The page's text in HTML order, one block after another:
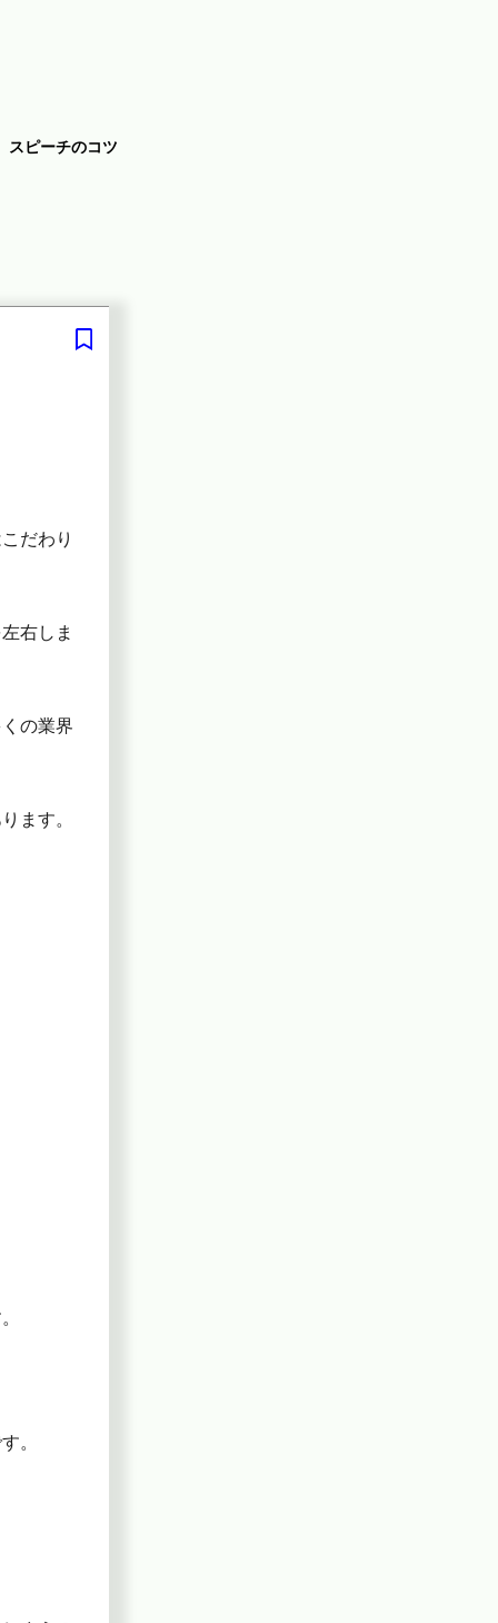
スピーチのコツ
だわり
右しま
の業界
ます。
。